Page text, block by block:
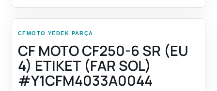
CFMOTO YEDEK PARÇA
CF MOTO CF250-6 SR (EU
4) ETIKET (FAR SOL)
#Y1CFM4033A0044